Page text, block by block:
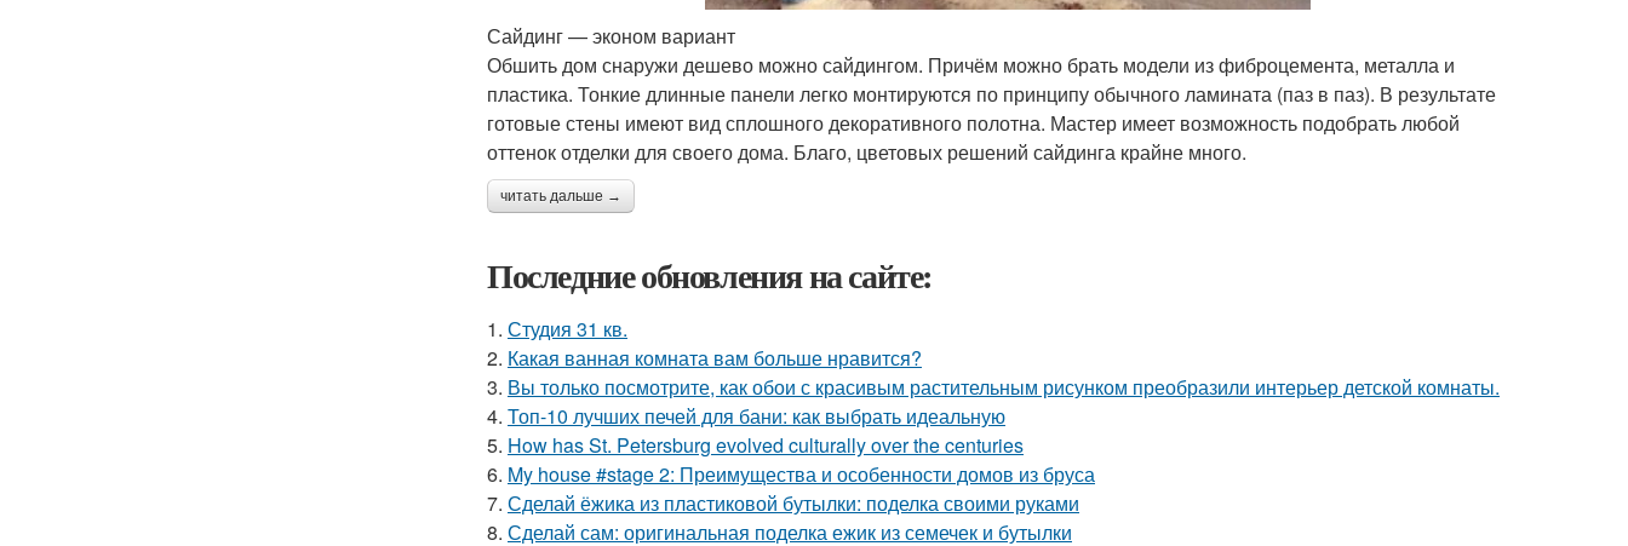
Сайдинг — эконом вариант
Обшить дом снаружи дешево можно сайдингом. Причём можно брать модели из фиброцемента, металла и
пластика. Тонкие длинные панели легко монтируются по принципу обычного ламината (паз в паз). В результате
готовые стены имеют вид сплошного декоративного полотна. Мастер имеет возможность подобрать любой
оттенок отделки для своего дома. Благо, цветовых решений сайдинга крайне много.
читать дальше →
Последние обновления на сайте:
1. Студия 31 кв.
2. Какая ванная комната вам больше нравится?
3. Вы только посмотрите, как обои с красивым растительным рисунком преобразили интерьер детской комнаты.
4. Топ-10 лучших печей для бани: как выбрать идеальную
5. How has St. Petersburg evolved culturally over the centuries
6. My house #stage 2: Преимущества и особенности домов из бруса
7. Сделай ёжика из пластиковой бутылки: поделка своими руками
8. Сделай сам: оригинальная поделка ежик из семечек и бутылки